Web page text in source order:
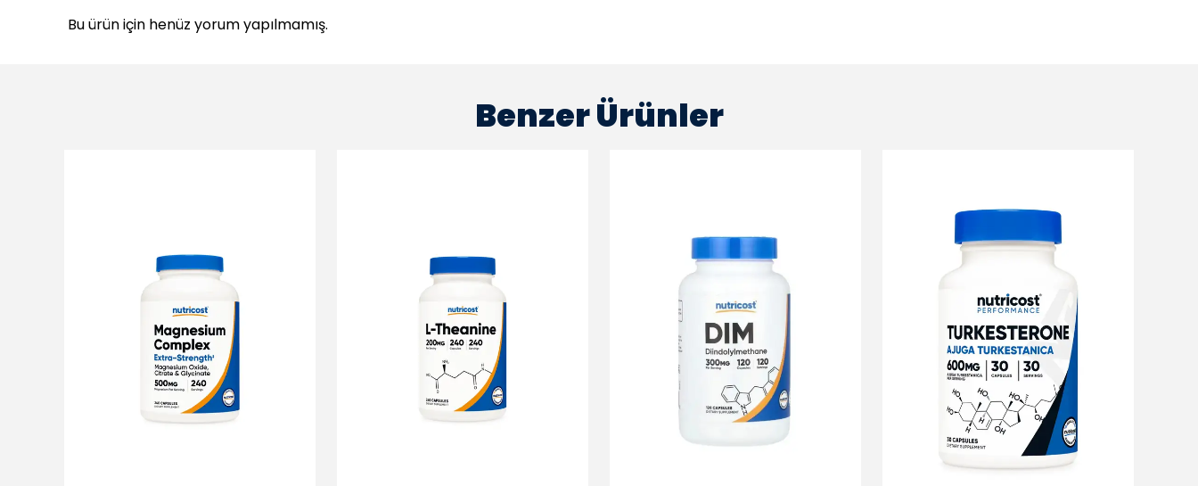
Bu ürün için henüz yorum yapılmamış.
Benzer Ürünler